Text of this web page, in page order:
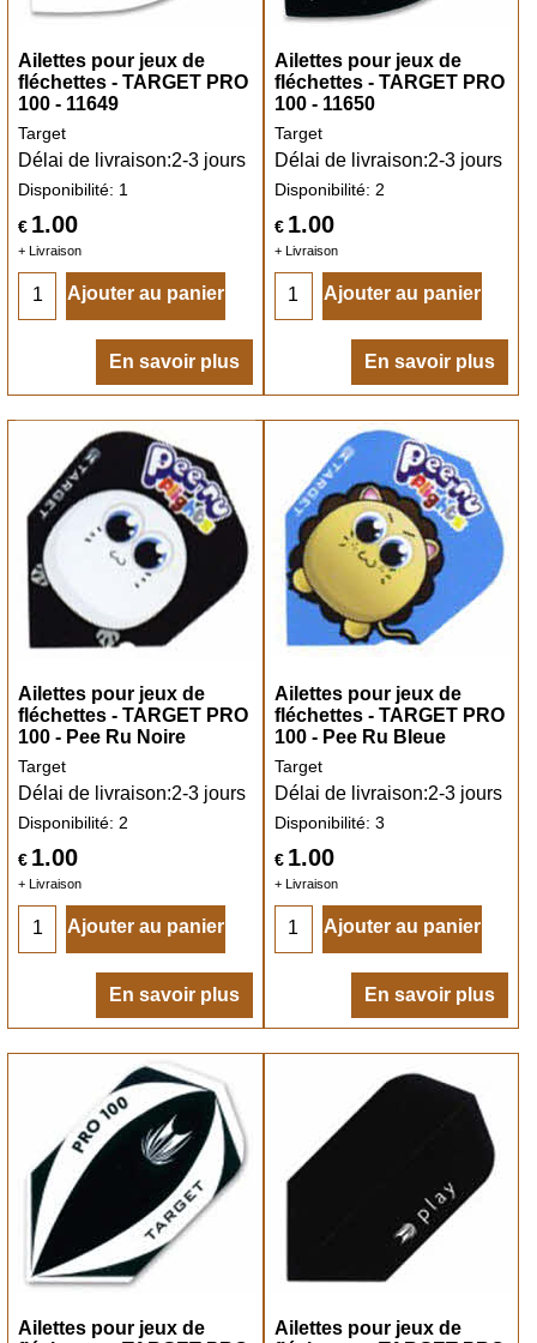
Ailettes pour jeux de
fléchettes - TARGET PRO
100 - 11649
€ 1.00
+ Livraison
Target
Délai de livraison:2-3 jours
Disponibilité: 1
Ajouter au panier
En savoir plus
Ailettes pour jeux de
fléchettes - TARGET PRO
100 - 11650
€ 1.00
+ Livraison
Target
Délai de livraison:2-3 jours
Disponibilité: 2
Ajouter au panier
En savoir plus
Ailettes pour jeux de
fléchettes - TARGET PRO
100 - Pee Ru Noire
€ 1.00
+ Livraison
Target
Délai de livraison:2-3 jours
Disponibilité: 2
Ajouter au panier
En savoir plus
Ailettes pour jeux de
fléchettes - TARGET PRO
100 - Pee Ru Bleue
€ 1.00
+ Livraison
Target
Délai de livraison:2-3 jours
Disponibilité: 3
Ajouter au panier
En savoir plus
Ailettes pour jeux de
Ailettes pour jeux de